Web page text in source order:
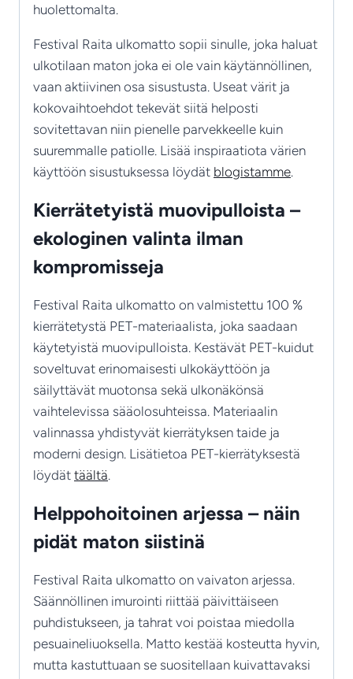
huolettomalta.
Festival Raita ulkomatto sopii sinulle, joka haluat
ulkotilaan maton joka ei ole vain käytännöllinen,
vaan aktiivinen osa sisustusta. Useat värit ja
kokovaihtoehdot tekevät siitä helposti
sovitettavan niin pienelle parvekkeelle kuin
suuremmalle patiolle. Lisää inspiraatiota värien
käyttöön sisustuksessa löydät blogistamme.
Kierrätetyistä muovipulloista –
ekologinen valinta ilman
kompromisseja
Festival Raita ulkomatto on valmistettu 100 %
kierrätetystä PET-materiaalista, joka saadaan
käytetyistä muovipulloista. Kestävät PET-kuidut
soveltuvat erinomaisesti ulkokäyttöön ja
säilyttävät muotonsa sekä ulkonäkönsä
vaihtelevissa sääolosuhteissa. Materiaalin
valinnassa yhdistyvät kierrätyksen taide ja
moderni design. Lisätietoa PET-kierrätyksestä
löydät täältä.
Helppohoitoinen arjessa – näin
pidät maton siistinä
Festival Raita ulkomatto on vaivaton arjessa.
Säännöllinen imurointi riittää päivittäiseen
puhdistukseen, ja tahrat voi poistaa miedolla
pesuaineliuoksella. Matto kestää kosteutta hyvin,
mutta kastuttuaan se suositellaan kuivattavaksi